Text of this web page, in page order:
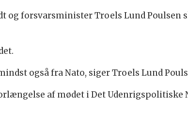
forsvarsminister Troels Lund Poulsen
også fra Nato, siger Troels Lund
af mødet i Det Udenrigspolitiske